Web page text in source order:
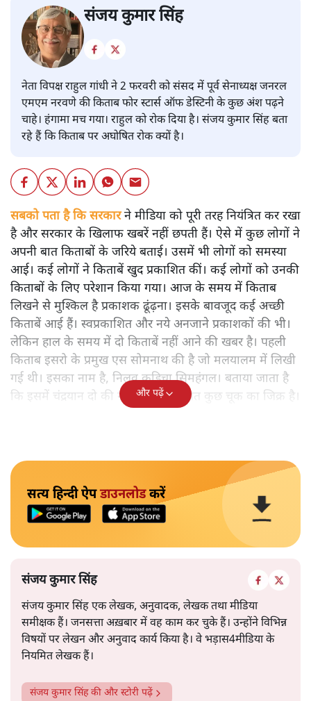
संजय कुमार सिंह
नेता विपक्ष राहुल गांधी ने 2 फरवरी को संसद में पूर्व सेनाध्यक्ष जनरल
एमएम नरवणे की किताब फोर स्टार्स ऑफ डेस्टिनी के कुछ अंश पढ़ने
चाहे। हंगामा मच गया। राहुल को रोक दिया है। संजय कुमार सिंह बता
रहे हैं कि किताब पर अघोषित रोक क्यों है।
सबको पता है कि सरकारने मीडिया को पूरी तरह नियंत्रित कर रखा
है और सरकार के खिलाफ खबरें नहीं छपती हैं। ऐसे में कुछ लोगों ने
अपनी बात किताबों के जरिये बताई। उसमें भी लोगों को समस्या
आई। कई लोगों ने किताबें खुद प्रकाशित कीं। कई लोगों को उनकी
किताबों के लिए परेशान किया गया। आज के समय में किताब
लिखने से मुश्किल है प्रकाशक ढूंढ़ना। इसके बावजूद कई अच्छी
किताबें आई हैं। स्वप्रकाशित और नये अनजाने प्रकाशकों की भी।
लेकिन हाल के समय में दो किताबें नहीं आने की खबर है। पहली
किताब इसरो के प्रमुख एस सोमनाथ की है जो मलयालम में लिखी
गई थी। इसका नाम है, निलवु कुडिचा सिमहंगल। बताया जाता है
कि इसमें चंद्रयान दो की नाकामी से संबंधित कुछ चूक का जिक्र है।
और पढ़ें
सत्य हिन्दी ऐपडाउनलोडकरें
संजय कुमार सिंह
संजय कुमार सिंह एक लेखक, अनुवादक, लेखक तथा मीडिया
समीक्षक हैं। जनसत्ता अख़बार में वह काम कर चुके हैं। उन्होंने विभिन्न
विषयों पर लेखन और अनुवाद कार्य किया है। वे भड़ास4मीडिया के
नियमित लेखक हैं।
संजय कुमार सिंहकी और स्टोरी पढ़ें